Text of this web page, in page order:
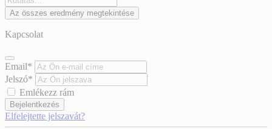
Az összes eredmény megtekintése
Kapcsolat
Email*
Jelszó*
Emlékezz rám
Bejelentkezés
Elfelejtette jelszavát?